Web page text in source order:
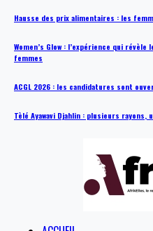
Hausse des prix alimentaires : les
Women’s Glow : l’expérience qui
femmes
ACGL 2026 : les candidatures sont
Tèlé Ayawavi Djahlin : plusieurs rayons,